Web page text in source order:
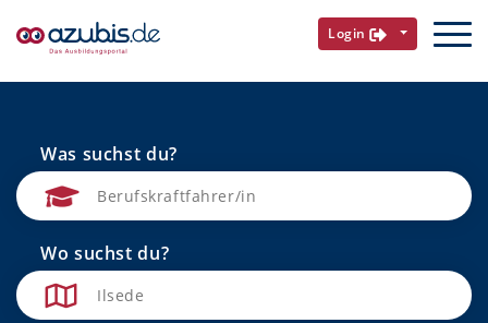
Login
Was suchst du?
Wo suchst du?